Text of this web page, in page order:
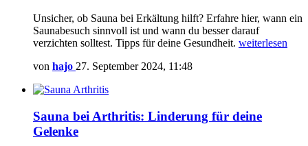
Unsicher, ob Sauna bei Erkältung hilft? Erfahre hier, wann ein
Saunabesuch sinnvoll ist und wann du besser darauf
verzichten solltest. Tipps für deine Gesundheit. weiterlesen
von hajo 27. September 2024, 11:48
Sauna bei Arthritis: Linderung für deine
Gelenke